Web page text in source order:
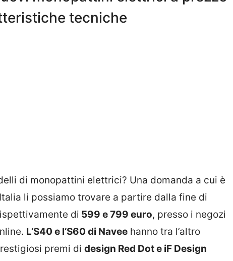
tecniche
di monopattini elettrici? Una domanda a cui è
li possiamo trovare a partire dalla fine di
di 599 e 799 euro, presso i negozi
L’S40 e l’S60 di Navee hanno tra l’altro
premi di design Red Dot e iF Design